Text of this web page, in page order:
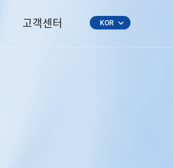
고객센터 KOR keyboard_arrow_down